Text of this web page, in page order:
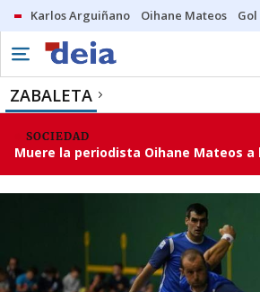
Karlos Arguiñano Oihane Mateos
ZABALETA
SOCIEDAD
Muere la periodista Oihane Mateos a